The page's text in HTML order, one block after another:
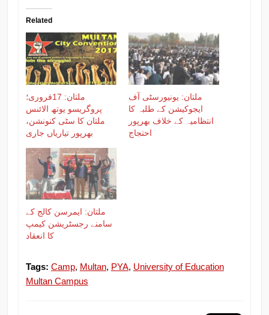
Related
ملتان: 17فروری؛
پروگریسو یوتھ الائنس
ملتان کا سٹی کنونشن،
بھرپور تیاریاں جاری
ملتان: یونیورسٹی آف
ایجوکیشن کے طلبہ کا
انتظامیہ کے خلاف بھرپور
احتجاج
ملتان: ایمرسن کالج کے
سامنے رجسٹریشن کیمپ
کا انعقاد
Tags: Camp, Multan, PYA, University of Education
Multan Campus